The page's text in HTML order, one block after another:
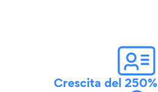
Crescita del 250%